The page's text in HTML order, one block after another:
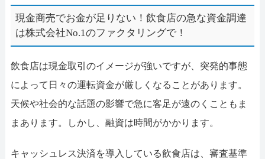
現金商売でお金が足りない！飲食店の急な資金調達
は株式会社No.1のファクタリングで！
飲食店は現金取引のイメージが強いですが、突発的事態
によって日々の運転資金が厳しくなることがあります。
天候や社会的な話題の影響で急に客足が遠のくこともま
まあります。しかし、融資は時間がかかります。
キャッシュレス決済を導入している飲食店は、審査基準